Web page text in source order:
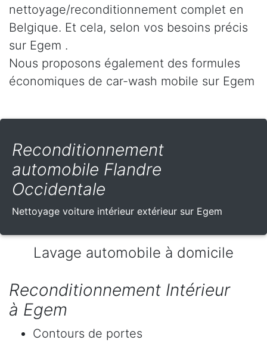
nettoyage/reconditionnement complet en
Belgique. Et cela, selon vos besoins précis
sur Egem .
Nous proposons également des formules
économiques de car-wash mobile sur Egem
Reconditionnement
automobile Flandre
Occidentale
Nettoyage voiture intérieur extérieur sur Egem
Lavage automobile à domicile
Reconditionnement Intérieur
à Egem
Contours de portes